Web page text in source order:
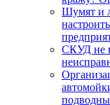
Шумят и
СКУД не